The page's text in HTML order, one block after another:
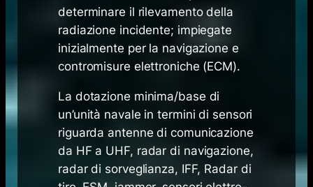
determinare il rilevamento della
radiazione incidente; impiegate
inizialmente per la navigazione e
contromisure elettroniche (ECM).
La dotazione minima/base di
un’unità navale in termini di sensori
riguarda antenne di comunicazione
da HF a UHF, radar di navigazione,
radar di sorveglianza, IFF, Radar di